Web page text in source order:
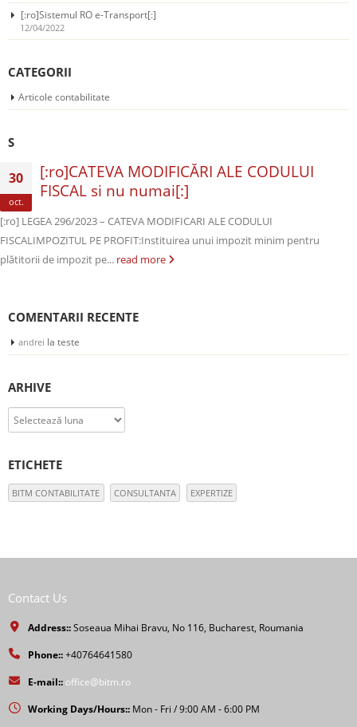
[:ro]Sistemul RO e-Transport[:]
12/04/2022
CATEGORII
Articole contabilitate
S
30
oct.
[:ro]CATEVA MODIFICĂRI ALE CODULUI
FISCAL si nu numai[:]
[:ro] LEGEA 296/2023 – CATEVA MODIFICARI ALE CODULUI
FISCALIMPOZITUL PE PROFIT:Instituirea unui impozit minim pentru
plătitorii de impozit pe... read more
COMENTARII RECENTE
andrei la teste
ARHIVE
Arhive
ETICHETE
BITM CONTABILITATE CONSULTANTA EXPERTIZE
Contact Us
Address::Soseaua Mihai Bravu, No 116, Bucharest, Roumania
Phone::+40764641580
E-mail:: office@bitm.ro
Working Days/Hours:: Mon - Fri / 9:00 AM - 6:00 PM